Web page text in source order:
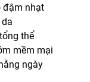
đậm nhạt
thể
mềm mại
ngày